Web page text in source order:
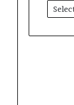
আর্কাইভ